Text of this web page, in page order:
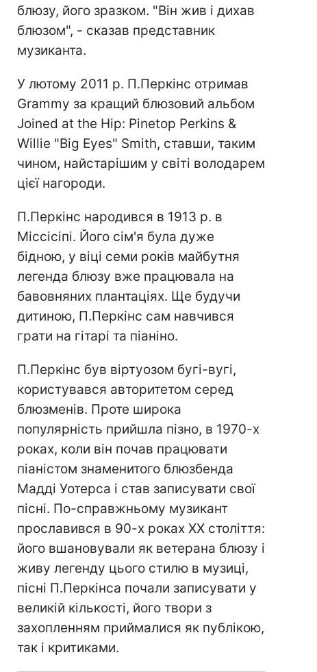
блюзу, його зразком. "Він жив і дихав
блюзом", - сказав представник
музиканта.
У лютому 2011 р. П.Перкінс отримав
Grammy за кращий блюзовий альбом
Joined at the Hip: Pinetop Perkins &
Willie "Big Eyes" Smith, ставши, таким
чином, найстарішим у світі володарем
цієї нагороди.
П.Перкінс народився в 1913 р. в
Міссісіпі. Його сім'я була дуже
бідною, у віці семи років майбутня
легенда блюзу вже працювала на
бавовняних плантаціях. Ще будучи
дитиною, П.Перкінс сам навчився
грати на гітарі та піаніно.
П.Перкінс був віртуозом бугі-вугі,
користувався авторитетом серед
блюзменів. Проте широка
популярність прийшла пізно, в 1970-х
роках, коли він почав працювати
піаністом знаменитого блюзбенда
Мадді Уотерса і став записувати свої
пісні. По-справжньому музикант
прославився в 90-х роках XX століття:
його вшановували як ветерана блюзу і
живу легенду цього стилю в музиці,
пісні П.Перкінса почали записувати у
великій кількості, його твори з
захопленням приймалися як публікою,
так і критиками.